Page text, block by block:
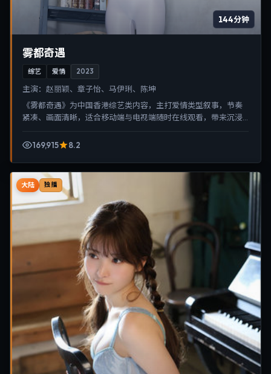
144分钟
雾都奇遇
综艺 爱情 2023
主演： 赵丽颖、章子怡、马伊琍、陈坤
《雾都奇遇》为中国香港综艺类内容，主打爱情类型叙事，节奏
紧凑、画面清晰，适合移动端与电视端随时在线观看，带来沉浸
169,915
8.2
大陆 独播